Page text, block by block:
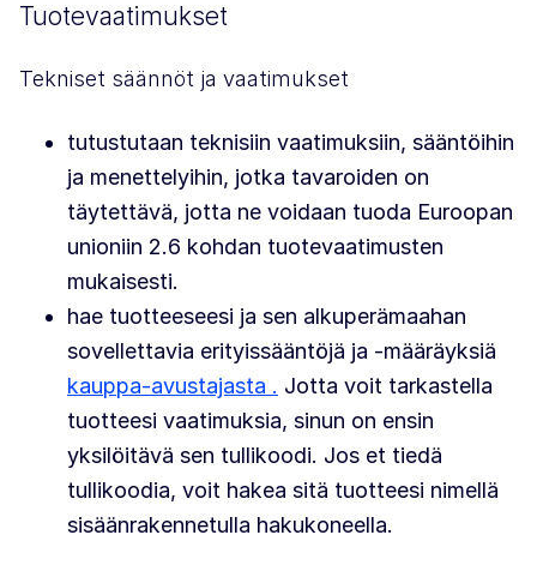
Tuotevaatimukset
Tekniset säännöt ja vaatimukset
tutustutaan teknisiin vaatimuksiin, sääntöihin
ja menettelyihin, jotka tavaroiden on
täytettävä, jotta ne voidaan tuoda Euroopan
unioniin 2.6 kohdan tuotevaatimusten
mukaisesti.
hae tuotteeseesi ja sen alkuperämaahan
sovellettavia erityissääntöjä ja -määräyksiä
kauppa-avustajasta . Jotta voit tarkastella
tuotteesi vaatimuksia, sinun on ensin
yksilöitävä sen tullikoodi. Jos et tiedä
tullikoodia, voit hakea sitä tuotteesi nimellä
sisäänrakennetulla hakukoneella.